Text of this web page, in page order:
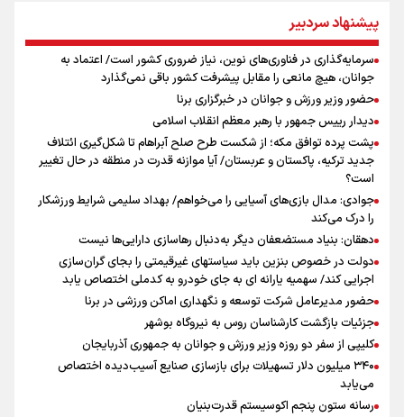
سرمایه
عراقچی: با آمریکا مذاکره نداریم/ باز شدن تنگه هرمز به شرایطی غیر از
تفاهم با عمان مرتبط است
ادعای ترامپ: بطور محدود در حال مذاکره با ایران هستیم
پیشنهاد رسمی تراکتور به بازیکن مورد علاقه نکونام
پیش‌بینی نرخ دلار، طلا و سکه ۱۹ مرداد/ سکه در برابر دو نیروی متضاد
پیشنهاد سردبیر
سرمایه‌گذاری در فناوری‌های نوین، نیاز ضروری کشور است/ اعتماد به
جوانان، هیچ مانعی را مقابل پیشرفت کشور باقی نمی‌گذارد
حضور وزیر ورزش و جوانان در خبرگزاری برنا
دیدار رییس جمهور با رهبر معظم انقلاب اسلامی
پشت پرده توافق مکه؛ از شکست طرح صلح آبراهام تا شکل‌گیری ائتلاف
جدید ترکیه، پاکستان و عربستان/ آیا موازنه قدرت در منطقه در حال تغییر
است؟
جوادی: مدال بازی‌های آسیایی را می‌خواهم/ بهداد سلیمی شرایط ورزشکار
را درک می‌کند
دهقان: بنیاد مستضعفان دیگر به‌دنبال رهاسازی دارایی‌ها نیست
دولت در خصوص بنزین باید سیاستهای غیرقیمتی را بجای گران‌سازی
اجرایی کند/ سهمیه یارانه ای به جای خودرو به کدملی اختصاص یابد
حضور مدیرعامل شرکت توسعه و نگهداری اماکن ورزشی در برنا
جزئیات بازگشت کارشناسان روس به نیروگاه بوشهر
کلیپی از سفر دو روزه وزیر ورزش و جوانان به جمهوری آذربایجان
۳۴۰ میلیون دلار تسهیلات برای بازسازی صنایع آسیب‌دیده اختصاص
می‌یابد
رسانه ستون پنجم اکوسیستم قدرت‌بنیان